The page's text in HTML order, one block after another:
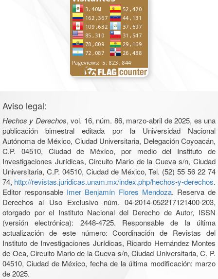
Aviso legal:
Hechos y Derechos, vol. 16, núm. 86, marzo-abril de 2025, es una
publicación bimestral editada por la Universidad Nacional
Autónoma de México, Ciudad Universitaria, Delegación Coyoacán,
C.P. 04510, Ciudad de México, por medio del Instituto de
Investigaciones Jurídicas, Circuito Mario de la Cueva s/n, Ciudad
Universitaria, C.P. 04510, Ciudad de México, Tel. (52) 55 56 22 74
74, http://revistas.juridicas.unam.mx/index.php/hechos-y-derechos.
Editor responsable Imer Benjamín Flores Mendoza. Reserva de
Derechos al Uso Exclusivo núm. 04-2014-052217121400-203,
otorgado por el Instituto Nacional del Derecho de Autor, ISSN
(versión electrónica): 2448-4725. Responsable de la última
actualización de este número: Coordinación de Revistas del
Instituto de Investigaciones Jurídicas, Ricardo Hernández Montes
de Oca, Circuito Mario de la Cueva s/n, Ciudad Universitaria, C. P.
04510, Ciudad de México, fecha de la última modificación: marzo
de 2025.